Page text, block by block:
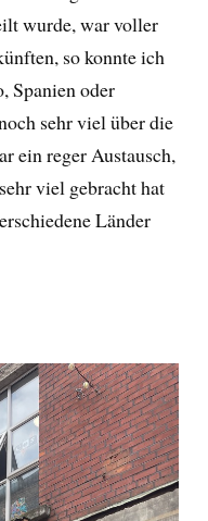
wurde, war voller
so konnte ich
Spanien oder
sehr viel über die
ein reger Austausch,
viel gebracht hat
Länder